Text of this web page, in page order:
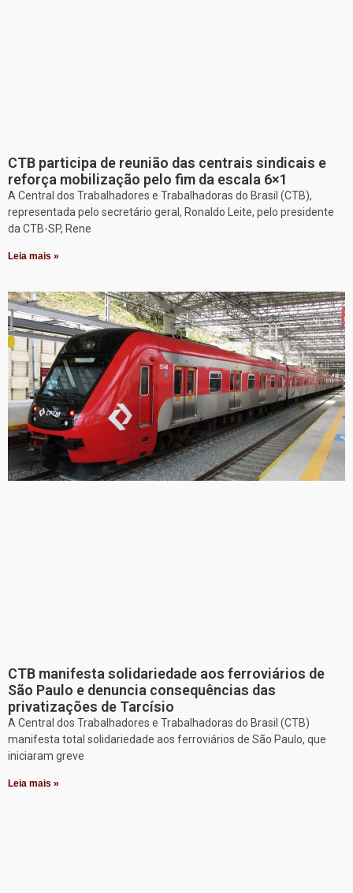
CTB participa de reunião das centrais sindicais e
reforça mobilização pelo fim da escala 6×1
A Central dos Trabalhadores e Trabalhadoras do Brasil (CTB),
representada pelo secretário geral, Ronaldo Leite, pelo presidente
da CTB-SP, Rene
Leia mais »
CTB manifesta solidariedade aos ferroviários de
São Paulo e denuncia consequências das
privatizações de Tarcísio
A Central dos Trabalhadores e Trabalhadoras do Brasil (CTB)
manifesta total solidariedade aos ferroviários de São Paulo, que
iniciaram greve
Leia mais »